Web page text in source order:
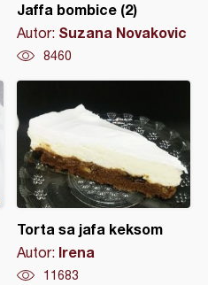
Jaffa bombice (2)
Autor: Suzana Novakovic
8460
Torta sa jafa keksom
Autor: Irena
11683